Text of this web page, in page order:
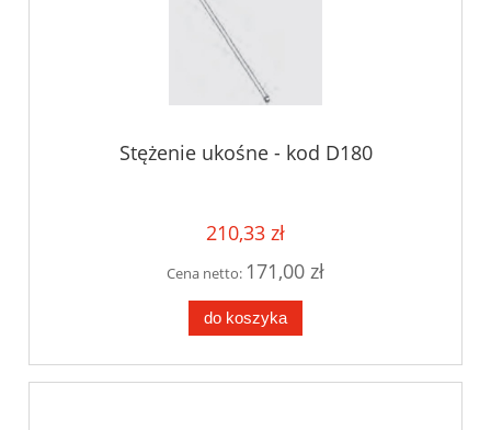
Stężenie ukośne - kod D180
210,33 zł
Cena netto: 171,00 zł
do koszyka